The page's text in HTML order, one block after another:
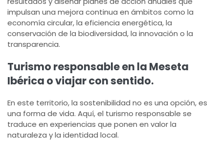
impulsan una mejora continua en ámbitos como la
economía circular, la eficiencia energética, la
conservación de la biodiversidad, la innovación o la
transparencia.
Turismo responsable en la Meseta
Ibérica o viajar con sentido.
En este territorio, la sostenibilidad no es una opción, es
una forma de vida. Aquí, el turismo responsable se
traduce en experiencias que ponen en valor la
naturaleza y la identidad local.